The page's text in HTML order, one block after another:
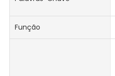
Função